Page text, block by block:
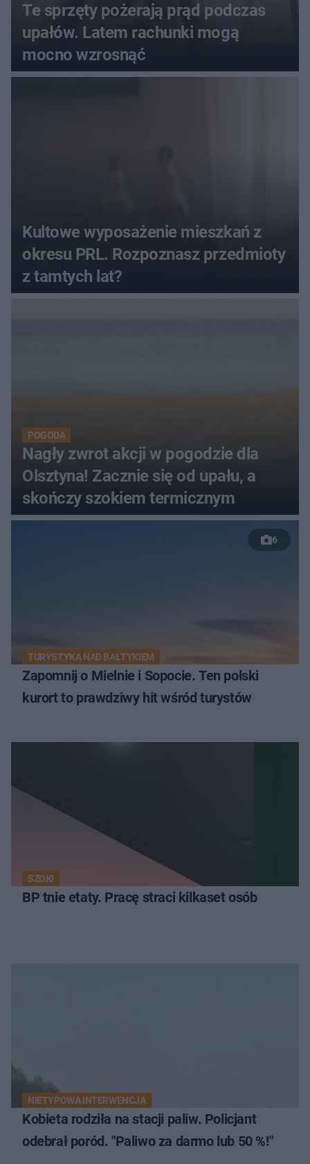
Te sprzęty pożerają prąd podczas
upałów. Latem rachunki mogą
mocno wzrosnąć
Kultowe wyposażenie mieszkań z
okresu PRL. Rozpoznasz przedmioty
z tamtych lat?
POGODA
Nagły zwrot akcji w pogodzie dla
Olsztyna! Zacznie się od upału, a
skończy szokiem termicznym
6
TURYSTYKA NAD BAŁTYKIEM
Zapomnij o Mielnie i Sopocie. Ten polski
kurort to prawdziwy hit wśród turystów
SZOK!
BP tnie etaty. Pracę straci kilkaset osób
NIETYPOWA INTERWENCJA
Kobieta rodziła na stacji paliw. Policjant
odebrał poród. "Paliwo za darmo lub 50 %!"